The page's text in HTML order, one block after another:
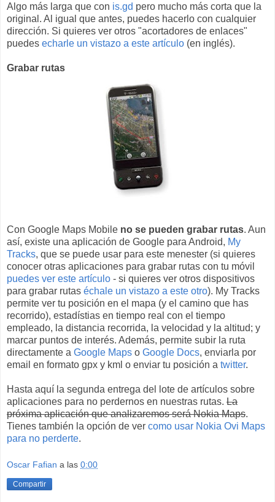
Algo más larga que con is.gd pero mucho más corta que la
original. Al igual que antes, puedes hacerlo con cualquier
dirección. Si quieres ver otros "acortadores de enlaces"
puedes echarle un vistazo a este artículo (en inglés).
Grabar rutas
Con Google Maps Mobile no se pueden grabar rutas. Aun
así, existe una aplicación de Google para Android, My
Tracks, que se puede usar para este menester (si quieres
conocer otras aplicaciones para grabar rutas con tu móvil
puedes ver este artículo - si quieres ver otros dispositivos
para grabar rutas échale un vistazo a este otro). My Tracks
permite ver tu posición en el mapa (y el camino que has
recorrido), estadístias en tiempo real con el tiempo
empleado, la distancia recorrida, la velocidad y la altitud; y
marcar puntos de interés. Además, permite subir la ruta
directamente a Google Maps o Google Docs, enviarla por
email en formato gpx y kml o enviar tu posición a twitter.
Hasta aquí la segunda entrega del lote de artículos sobre
aplicaciones para no perdernos en nuestras rutas. La
próxima aplicación que analizaremos será Nokia Maps.
Tienes también la opción de ver como usar Nokia Ovi Maps
para no perderte.
Oscar Fafian a las 0:00
Compartir